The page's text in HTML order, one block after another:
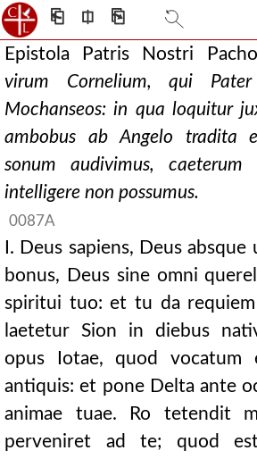
⎗ ⎅ ⎘
Epistola Patris Nostri
virum Cornelium, qui
Mochanseos: in qua loquitur
ambobus ab Angelo tradita
sonum audivimus,
intelligere non possumus.
0087A
I. Deus sapiens, Deus absque
bonus, Deus sine omni
spiritui tuo: et tu da
laetetur Sion in diebus
opus Iotae, quod vocatum
antiquis: et pone Delta ante
animae tuae. Ro tetendit
perveniret ad te; quod